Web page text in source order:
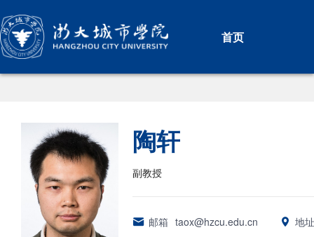
首页
陶轩
副教授
邮箱 taox@hzcu.edu.cn
地址